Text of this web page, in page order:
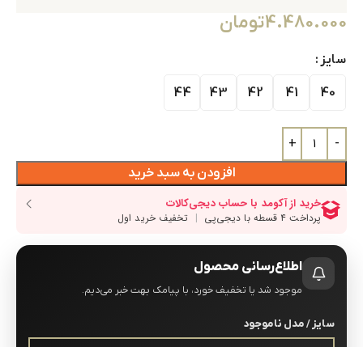
4.480.000تومان
سایز
40
41
42
43
44
افزودن به سبد خرید
اطلاع‌رسانی محصول
موجود شد یا تخفیف خورد، با پیامک بهت خبر می‌دیم.
سایز / مدل ناموجود